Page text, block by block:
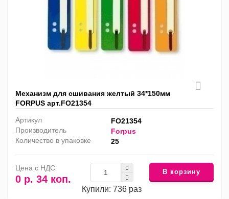
Механизм для сшивания желтый 34*150мм
FORPUS арт.FO21354
Артикул
FO21354
Производитель
Forpus
Количество в упаковке
25
Цена с НДС
0 р. 34 коп.
Купили: 736 раз
В корзину